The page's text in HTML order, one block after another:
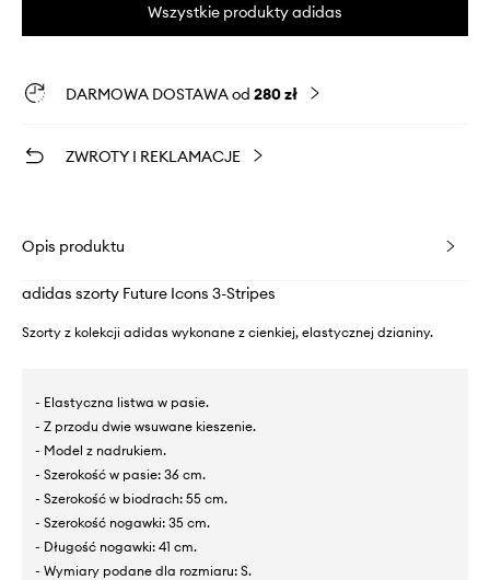
Wszystkie produkty adidas
DARMOWA DOSTAWA od 280 zł
ZWROTY I REKLAMACJE
Opis produktu
adidas szorty Future Icons 3-Stripes
Szorty z kolekcji adidas wykonane z cienkiej, elastycznej dzianiny.
- Elastyczna listwa w pasie.
- Z przodu dwie wsuwane kieszenie.
- Model z nadrukiem.
- Szerokość w pasie: 36 cm.
- Szerokość w biodrach: 55 cm.
- Szerokość nogawki: 35 cm.
- Długość nogawki: 41 cm.
- Wymiary podane dla rozmiaru: S.